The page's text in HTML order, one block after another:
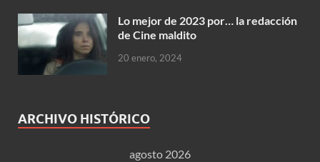
Lo mejor de 2023 por… la redacción
de Cine maldito
20 enero, 2024
ARCHIVO HISTÓRICO
agosto 2026